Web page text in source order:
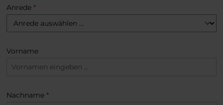
Anrede *
Vorname
Nachname *